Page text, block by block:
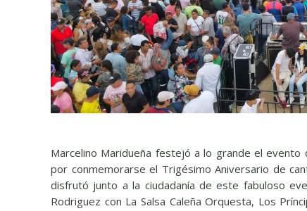
Marcelino Maridueña festejó a lo grande el
por conmemorarse el Trigésimo Aniversario de
disfrutó junto a la ciudadanía de este fabuloso
Rodriguez con La Salsa Caleña Orquesta, Los